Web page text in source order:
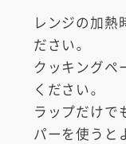
レンジの加熱
ださい。
クッキングペ
ください。
ラップだけで
パーを使うと